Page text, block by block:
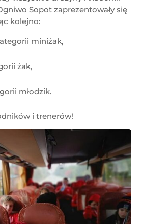
Sopot zaprezentowały się
kolejno:
miniżak,
żak,
młodzik.
i trenerów!